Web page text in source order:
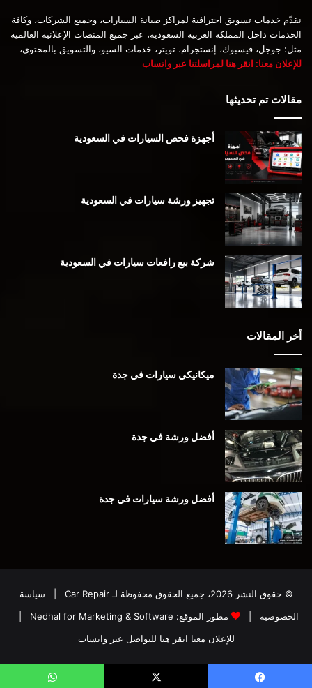
نقدّم خدمات تسويق احترافية لمراكز صيانة السيارات، وجميع الشركات، وكافة
الخدمات داخل المملكة العربية السعودية، عبر جميع المنصات الإعلانية العالمية
مثل: جوجل، فيسبوك، إنستجرام، تويتر، خدمات السيو، والتسويق بالمحتوى،
للإعلان معنا: انقر هنا لمراسلتنا عبر واتساب
مقالات تم تحديثها
أجهزة فحص السيارات في السعودية
تجهيز ورشة سيارات في السعودية
شركة بيع رافعات سيارات في السعودية
أخر المقالات
ميكانيكي سيارات في جدة
أفضل ورشة في جدة
أفضل ورشة سيارات في جدة
© حقوق النشر 2026، جميع الحقوق محفوظة لـ Car Repair
سياسة
الخصوصية
مطور الموقع: Nedhal for Marketing & Software
للإعلان معنا انقر هنا للتواصل عبر واتساب